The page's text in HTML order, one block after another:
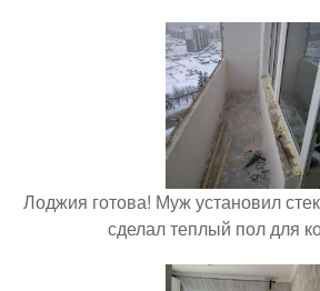
Лоджия готова! Муж установил
сделал теплый пол для